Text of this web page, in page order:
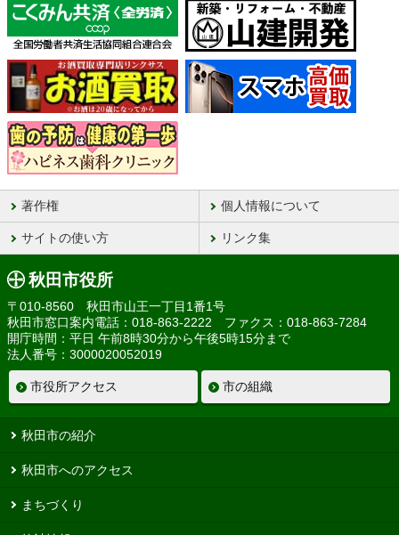
著作権 個人情報について
サイトの使い方 リンク集
秋田市役所
〒010-8560 秋田市山王一丁目1番1号
秋田市窓口案内電話：018-863-2222 ファクス：018-863-7284
開庁時間：平日 午前8時30分から午後5時15分まで
法人番号：3000020052019
市役所アクセス 市の組織
秋田市の紹介
秋田市へのアクセス
まちづくり